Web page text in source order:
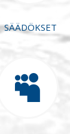
SÄÄDÖKSET
